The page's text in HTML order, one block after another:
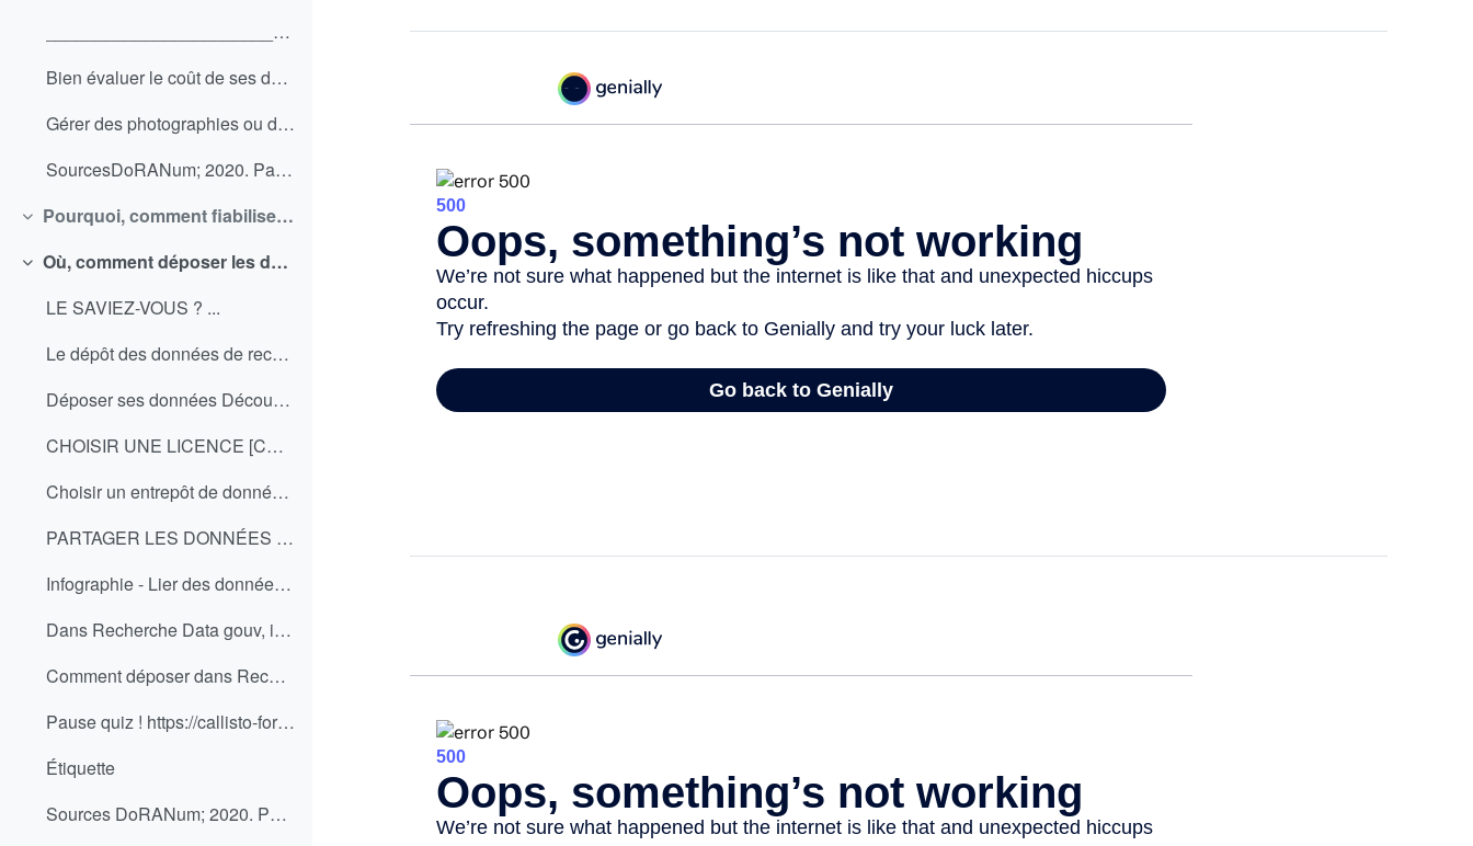
______________________________________________ * R...
Bien évaluer le coût de ses donnéesRetrouvez ci-de... (copie)
Gérer des photographies ou des vidéos prises dans ... (copie)
SourcesDoRANum; 2020. Parcours interactif sur la g...
Replier Pourquoi, comment fiabiliser ses données de mesure ?
Replier
Où, comment déposer les données ?
LE SAVIEZ-VOUS ? ...
Le dépôt des données de recherche répond à une log...
Déposer ses données Découvrez, dans ce diaporama ...
CHOISIR UNE LICENCE [CC-BY icon] Dans le cadre de ...
Choisir un entrepôt de données. Je dirais même p...
PARTAGER LES DONNÉES LIÉES AUX PUBLICATIONS SCIENT...
Infographie - Lier des données à un article avant publication dans une revue scientifique
Dans Recherche Data gouv, il est possible de gén...
Comment déposer dans Recherche Data Gouv ? ...
Pause quiz ! https://callisto-formation.fr/draftfi...
Étiquette
Sources DoRANum; 2020. Parcours interactif sur l...